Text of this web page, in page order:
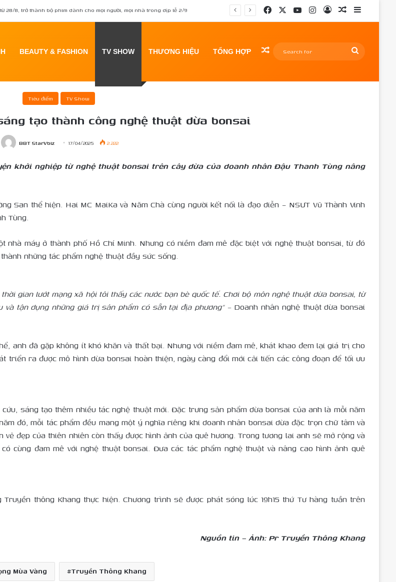
28/8, trở thành bộ phim dành cho mọi người, mọi nhà trong dịp lễ 2/9 FacebookYouTubeInstagram
Log InRandom Article
Sidebar
BEAUTY & FASHION TV SHOW THƯƠNG HIỆU TỔNG HỢP Random Article
Search
Tiêu điểm TV Show
tạo thành công nghệ thuật dừa bonsai
BBT StarVbiz 17/04/2025 2.222
khởi nghiệp từ nghệ thuật bonsai trên cây dừa của doanh nhân Đậu Thanh Tùng nâng
San thể hiện. Hai MC MaiKa và Năm Chà cùng người kết nối là đạo diễn – NSƯT Vũ Thành Vinh
Tùng.
máy ở thành phố Hồ Chí Minh. Nhưng có niềm đam mê đặc biệt với nghệ thuật bonsai, từ đó
những tác phẩm nghệ thuật đầy sức sống.
gian lướt mạng xã hội tôi thấy các nước bạn bè quốc tế. Chơi bộ môn nghệ thuật dừa bonsai, từ
tận dụng những giá trị sản phẩm có sẵn tại địa phương” – Doanh nhân nghệ thuật dừa bonsai
anh đã gặp không ít khó khăn và thất bại. Nhưng với niềm đam mê, khát khao đem lại giá trị cho
triển ra được mô hình dừa bonsai hoàn thiện, ngày càng đổi mới cải tiến các công đoạn để tối ưu
sáng tạo thêm nhiều tác nghệ thuật mới. Đặc trưng sản phẩm dừa bonsai của anh là mỗi năm
đó, mỗi tác phẩm đều mang một ý nghĩa riêng khi doanh nhân bonsai dừa đặc trọn chữ tâm và
đẹp của thiên nhiên còn thấy được hình ảnh của quê hương. Trong tương lai anh sẽ mở rộng và
cùng đam mê với nghệ thuật bonsai. Đưa các tác phẩm nghệ thuật và nâng cao hình ảnh quê
thông Khang thực hiện. Chương trình sẽ được phát sóng lúc 19h15 thứ Tư hàng tuần trên
Nguồn tin – Ảnh: Pr Truyền Thông Khang
Mùa Vàng Truyền Thông Khang